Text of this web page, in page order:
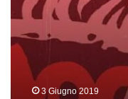
3 Giugno 2019